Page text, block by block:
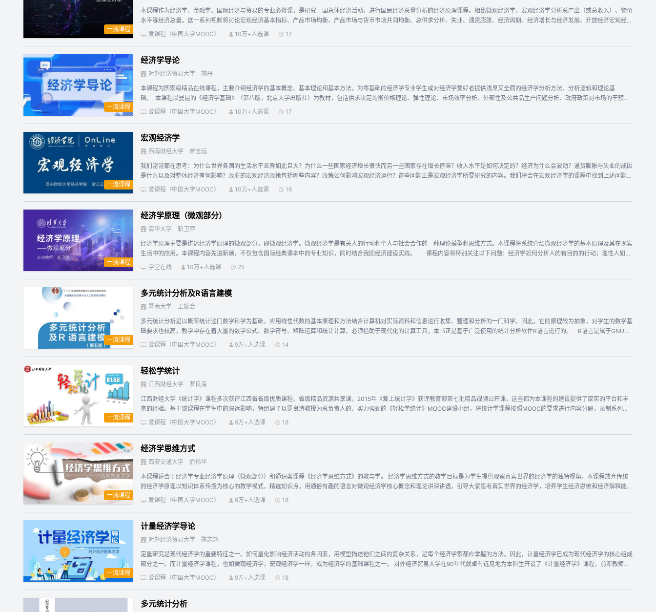
一流课程
本课程作为经济学、金融学、国际经济与贸易的专业必修课，是研究一国总体经济活动，进行国民经济总量分析的经济原理课程。相比微观经济学，宏观经济学分析总产出（或总收入）、物价
水平等经济总量。这一系列视频将讨论宏观经济基本指标、产品市场均衡、产品市场与货币市场共同均衡、总供求分析、失业、通货膨胀、经济周期、经济增长与经济发展、开放经济宏观经济
学、宏观经济政策等主题。通过本课程的讲授，使经济金融类专业的学生掌握宏观经济运行的本质与规律，形成宏观经济分析的视野与思维，为中高级宏观经济学的学习奠定基础。课程统一指
爱课程（中国大学MOOC） 10万+人选课 17
一流课程
经济学导论
对外经济贸易大学
施丹
本课程为国家级精品在线课程，主要介绍经济学的基本概念、基本理论和基本方法，为零基础的经济学专业学生或对经济学爱好者提供浅显又全面的经济学分析方法、分析逻辑和理论基
础。 本课程以曼昆的《经济学基础》（第八版，北京大学出版社）为教材，包括供求决定均衡价格理论、弹性理论、市场效率分析、外部性及公共品生产问题分析、政府政策对市场的干预及
影响分析等微观经济学基本理论，也包括国民收入的衡量、国民收入增长的决定因素、可贷资金市场均衡、货币供给与物价水平、宏观经济波动的决定因素及宏观经济政策对总需求的影响等宏
爱课程（中国大学MOOC） 10万+人选课 17
一流课程
宏观经济学
西南财经大学
曾志远
我们常常都在思考：为什么世界各国的生活水平差异如此巨大？为什么一些国家经济增长很快而另一些国家存在增长停滞？收入水平是如何决定的？经济为什么会波动？通货膨胀与失业的成因
是什么以及对整体经济有何影响？政府的宏观经济政策包括哪些内容？政策如何影响宏观经济运行？这些问题正是宏观经济学所要研究的内容。我们将会在宏观经济学的课程中找到上述问题的
基础性答案。 宏观经济学是以整体经济作为研究对象的经济学，从整体经济视角研究社会资源如何才能得到充分利用。经济增长和经济波动是宏观经济学的特色内容。 宏观经济学用总量反
的基础概念进行了预览。 第二章至第四章，分别以产品市场、产品市场和货币市场结合、产品市场与货币市场以及劳动市场的结合为基础，构建了简单的收入决定模型、扩大的收入决定模型
和一般的收入决定模型，解释了国民收入的决定和波动，对宏观财政政策和货币政策的效应进行了分析。 第五章是上述模型的扩展。在分别分析了失业和通货膨胀的成因、影响之后，将失业
和通货膨胀联系起来，研究二者的短期与长期关系。 第六章研究经济增长。本章以新古典经济增长模型为基础，介绍经济稳态增长的条件，解释技术进步、储蓄变化和人口变化对经济增长的
影响。 当今世界是开放的世界。经济全球化是趋势所在。在第七章，我们将引入开放变量，说明开放经济下的宏观经济均衡条件，并对开放经济下一国的宏观经济政策效应进行了初步分
析。 我们相信，通过课程学习，将会有利于提升同学们的经济学理论素养，锻炼观察宏观经济现象与事实的能力，对未来的学习与工作都大有裨益。
爱课程（中国大学MOOC） 10万+人选课 16
一流课程
经济学原理（微观部分）
清华大学
靳卫萍
经济学原理主要是讲述经济学原理的微观部分，即微观经济学。微观经济学是有关人的行动和个人与社会合作的一种理论模型和思维方式。本课程将系统介绍微观经济学的基本原理及其在现实
生活中的应用。本课程内容先进新颖，不仅包含国际经典课本中的专业知识，同时结合我国经济建设实践。 课程内容将特别关注以下问题：经济学如何分析人的有目的的行动；理性人如何
做选择；市场如何协调个人的选择实现社会的合作共赢；如何衡量资源的有效配置；社会分工和市场竞争如何推动技术进步和创新；企业家如何发现市场和推动经济增长；国际贸易和全球化何
地参与经济生活。从知识进阶的角度来看，本门课程还是进入经济学帝国最初路径,为你学习理论经济学的其他课程打下一个扎实的基础。 本课程以学生学习为中心，构建了完备的教学环节
体系。为及时了解学习情况，加强互动交流，将设置每周固定时间于“讨论区”进行在线交流、互动答疑，由授课老师亲自与同学们答疑互动。同时，本课程设置有“学习微信群”，邀请同学们进
群交流学习情况，并于微信群中发布通知公告、分享学习推送，充分适应来自不同学习背景学生的学习时间、学习习惯。
学堂在线 10万+人选课 25
一流课程
多元统计分析及R语言建模
暨南大学
王斌会
多元统计分析是以概率统计这门数学科学为基础，应用线性代数的基本原理和方法结合计算机对实际资料和信息进行收集、整理和分析的一门科学。因此，它的原理较为抽象，对学生的数学基
础要求也较高，教学中存在着大量的数学公式、数学符号、矩阵运算和统计计算，必须借助于现代化的计算工具，本书正是基于广泛使用的统计分析软件R语言进行的。 R语言是属于GNU系
统的一个自由、免费、源代码开放的软件，它是一个用于统计计算和统计制图的优秀工具。在目前保护知识产权的大环境下，开发和利用R语言将对我国的统计事业具有非常重大的现实意
本书将大量配合图表等形式，尽可能使用通俗的语言，使读者容易理解而并不失细节。 为使读者掌握本书内容，又考虑到这门课程的应用性和实践性，每章都给出一些简单的思考与练习。我
们鼓励读者自己利用一些实际数据去实现这些方法。多元分析的应用离不开计算机，本书的案例主要运用迅速兴起的R语言实现。本书一个显著的特点是在每种方法后结合实例概要介绍了R语
言的实际操作实现过程。 一、课程团队：王斌会（暨南大学）、侯雅文（暨南大学）、王术（暨南大学） 徐锋（桂林理工大学）、何志锋（广东金融学院）、 颜斌（湖南第一师范学
院） 二、课程讲解：主讲：王斌会教授 QQ：772880927 Email：Rstat@126.com 助教：王术、徐锋、 QQ：1057516734 Email: shuwangjnu@126.com 学生助教：宁果果、赵铭斐
（暨伯学院） 三、辅助资料：学习网站： https://www.jdwbh.cn/Rstat 学习博客：https://www.yuque.com/rstat
爱课程（中国大学MOOC） 9万+人选课 14
一流课程
轻松学统计
江西财经大学
罗良清
江西财经大学《统计学》课程多次获评江西省省级优质课程、省级精品资源共享课，2015年《爱上统计学》获评教育部第七批精品视频公开课，这些都为本课程的建设提供了厚实的平台和丰
富的经验。基于该课程在学生中的深远影响，特组建了以罗良清教授为总负责人的、实力强劲的《轻松学统计》MOOC建设小组，将统计学课程按照MOOC的要求进行内容分解，录制系列视
频，打造融娱乐性、通俗性和严谨性于一体的MOOC课堂。 课程系统地介绍了统计学的基本思想、基本方法及其实际应用。本课程共9章59讲，内容涵盖统计的产生和发展、统计的基本概念
有内容详实的PPT课件、难度适中的随堂练习和单元测验、丰富多彩的富媒体资料以及灵活有趣的在线讨论，更能基于大数据分析精准地为学生推送相关课程资源，帮助提高学习效率。
爱课程（中国大学MOOC） 9万+人选课 18
一流课程
经济学思维方式
西安交通大学
俞炜华
本课程适合于经济学专业经济学原理（微观部分）和通识类课程《经济学思维方式》的教与学。 经济学思维方式的教学目标是为学生提供观察真实世界的经济学的独特视角。本课程放弃传统
的经济学原理以知识体系传授为核心的教学模式，精选知识点，用通俗有趣的语言对微观经济学核心概念和理论讲深讲透，引导大家思考真实世界的经济学，培养学生经济思维和经济解释能
力。 本课程包括引论；经济学的基本原理；需求、供给与均衡；经济效率与弹性；征税与补贴；政府管制与市场还击；企业与企业家；市场结构与定价；信息和不对称信息十个部分。
爱课程（中国大学MOOC） 9万+人选课 18
一流课程
计量经济学导论
对外经济贸易大学
陈志鸿
定量研究是现代经济学的重要特征之一。如何量化影响经济活动的各因素，用模型描述他们之间的复杂关系，是每个经济学家都应掌握的方法。因此，计量经济学已成为现代经济学的核心组成
部分之一。而计量经济学课程，也如微观经济学，宏观经济学一样，成为经济学的基础课程之一。 对外经济贸易大学在90年代就卓有远见地为本科生开设了《计量经济学》课程，前辈教师为
课程建设留下了宝贵经验和优良传统。从2005年开始，又陆续开发了层次较高的适用于经济学荣誉实验班的《计量经济学》，以及更为专精的《时间序列分析》，《微观计量经济学》等后续
系完整的《计量经济学导论》。具体地说，包括三个模块： （一）理论知识模块。包括：经济数据的特征和计量经济学沿革；一元与多元回归模型的建立，假设，估计和检验；对违反经典假
爱课程（中国大学MOOC） 9万+人选课 18
多元统计分析